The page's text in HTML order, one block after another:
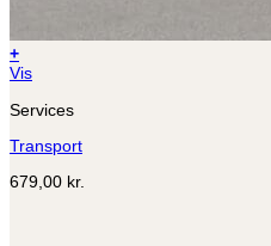
+
Vis
Services
Transport
679,00 kr.